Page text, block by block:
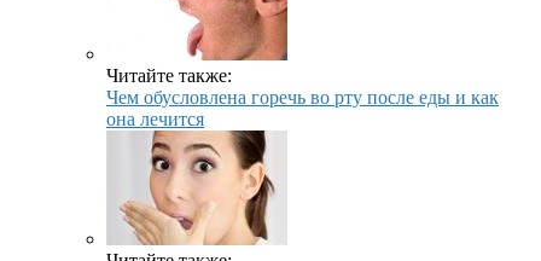
Читайте также:
Чем обусловлена горечь во рту после еды и как
она лечится